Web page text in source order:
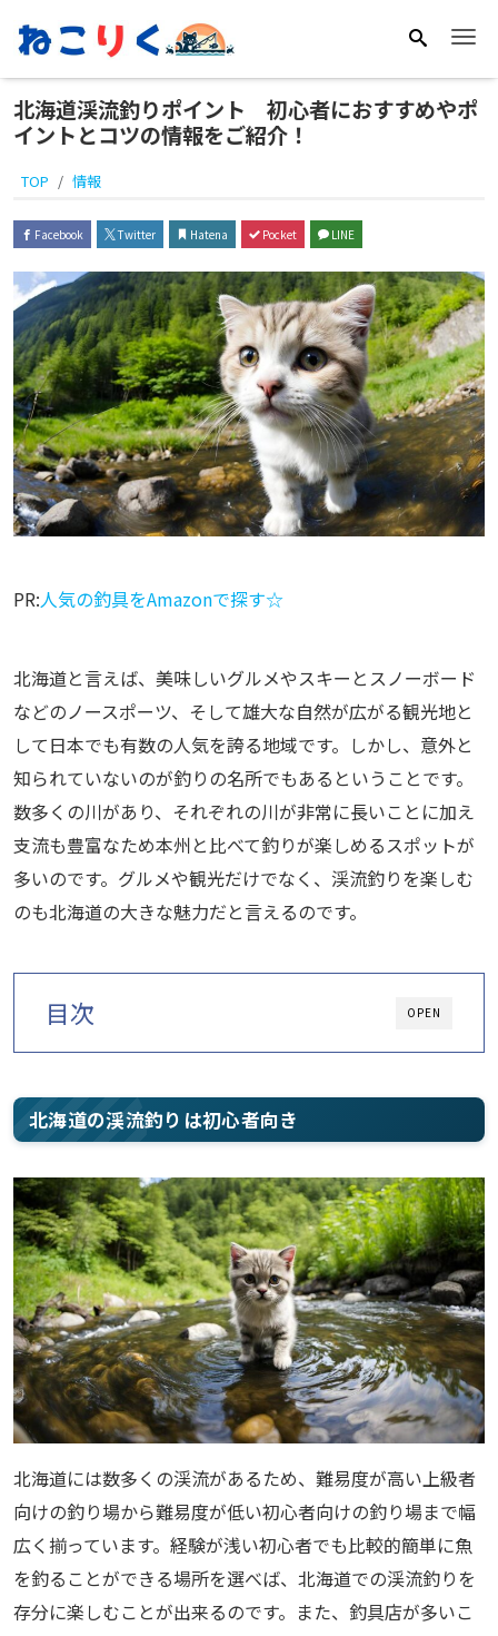
北海道渓流釣りポイント 初心者におすすめやポ
イントとコツの情報をご紹介！
TOP 情報
Facebook Twitter Hatena Pocket LINE
PR:人気の釣具をAmazonで探す☆
北海道と言えば、美味しいグルメやスキーとスノーボード
などのノースポーツ、そして雄大な自然が広がる観光地と
して日本でも有数の人気を誇る地域です。しかし、意外と
知られていないのが釣りの名所でもあるということです。
数多くの川があり、それぞれの川が非常に長いことに加え
支流も豊富なため本州と比べて釣りが楽しめるスポットが
多いのです。グルメや観光だけでなく、渓流釣りを楽しむ
のも北海道の大きな魅力だと言えるのです。
OPEN
目次
北海道の渓流釣りは初心者向き
北海道には数多くの渓流があるため、難易度が高い上級者
向けの釣り場から難易度が低い初心者向けの釣り場まで幅
広く揃っています。経験が浅い初心者でも比較的簡単に魚
を釣ることができる場所を選べば、北海道での渓流釣りを
存分に楽しむことが出来るのです。また、釣具店が多いこ